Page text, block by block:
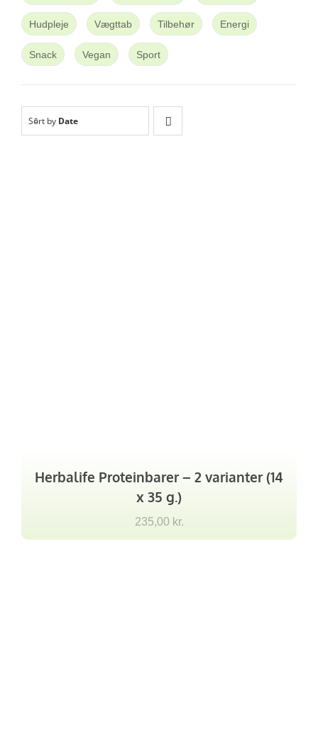
Hudpleje Vægttab Tilbehør Energi
Snack Vegan Sport
Sort by Date
Herbalife Proteinbarer – 2 varianter (14
x 35 g.)
235,00 kr.